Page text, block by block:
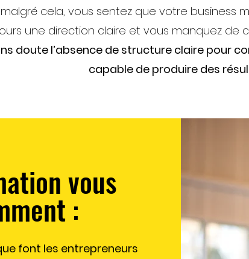
cela, vous sentez que votre business
une direction claire et vous manquez de
doute l’absence de structure claire pour
capable de produire des
vous
:
font les entrepreneurs